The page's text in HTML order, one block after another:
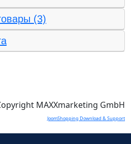
(3)
MAXXmarketing GmbH
JoomShopping Download & Support